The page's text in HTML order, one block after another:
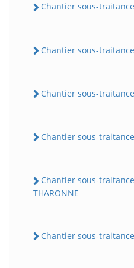
Chantier sous-traitance
Chantier sous-traitance
Chantier sous-traitance
Chantier sous-traitance
Chantier sous-traitance
THARONNE
Chantier sous-traitance